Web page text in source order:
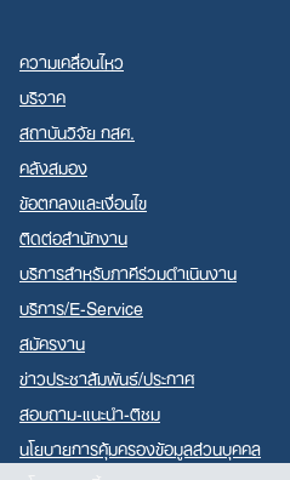
ความเคลื่อนไหว
บริจาค
สถาบันวิจัย กสศ.
คลังสมอง
ข้อตกลงและเงื่อนไข
ติดต่อสำนักงาน
บริการสำหรับภาคีร่วมดำเนินงาน
บริการ/E-Service
สมัครงาน
ข่าวประชาสัมพันธ์/ประกาศ
สอบถาม-แนะนำ-ติชม
นโยบายการคุ้มครองข้อมูลส่วนบุคคล